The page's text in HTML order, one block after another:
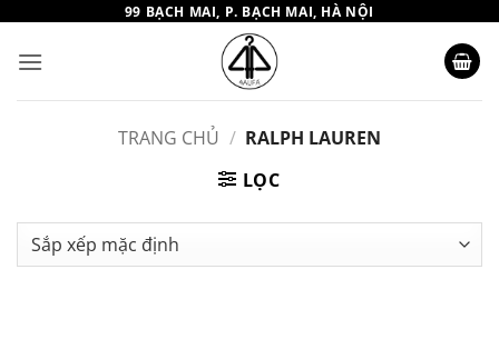
nội
dung
99 BẠCH MAI, P. BẠCH MAI, HÀ NỘI
TRANG CHỦ / RALPH LAUREN
LỌC